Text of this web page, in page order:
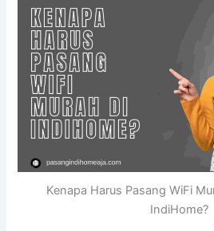
Kenapa Harus Pasang WiFi
IndiHome?